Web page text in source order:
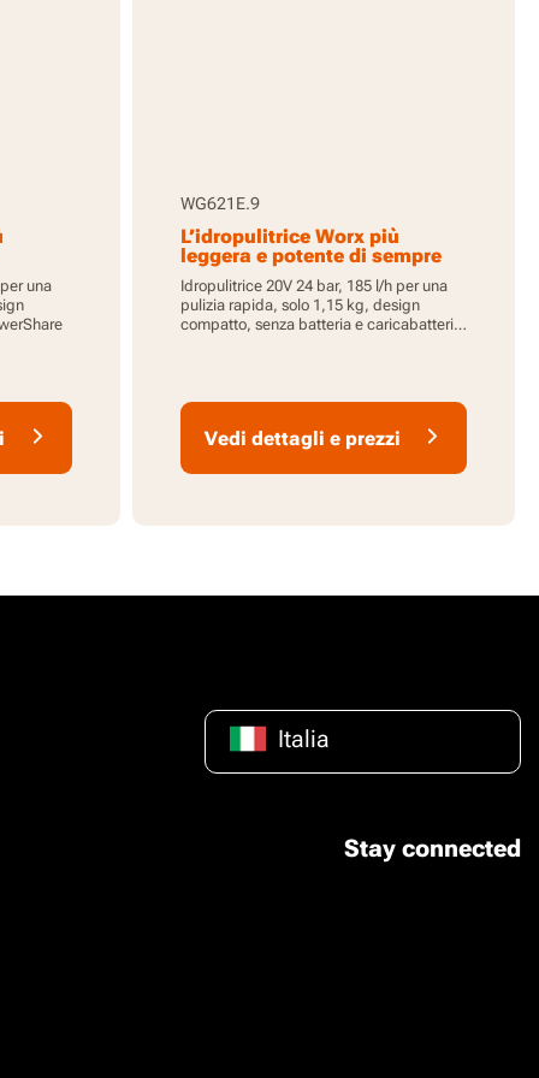
una
WG621E.9
L’idropulitrice Worx più
leggera e potente di sempre
Idropulitrice 20V 24 bar, 185 l/h per una
pulizia rapida, solo 1,15 kg, design
compatto, senza batteria e caricabatterie,
Vedi dettagli e prezzi
Italia
Stay connected